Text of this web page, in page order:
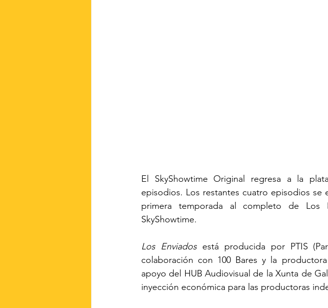
El SkyShowtime Original regresa a la
episodios. Los restantes cuatro episodios se
primera temporada al completo de Los
SkyShowtime.
Los Enviados está producida por PTIS
colaboración con 100 Bares y la
apoyo del HUB Audiovisual de la Xunta de
inyección económica para las productoras